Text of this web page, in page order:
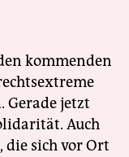
kommenden
Gerade jetzt
Auch
die sich vor Ort